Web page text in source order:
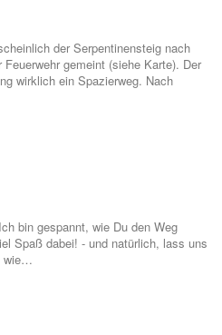
der Serpentinensteig nach
gemeint (siehe Karte). Der
wirklich ein Spazierweg. Nach
bin gespannt, wie Du den Weg
Spaß dabei! - und natürlich, lass uns
wie…